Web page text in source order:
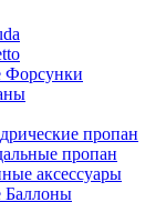
Форсунки
пропан
пропан
аксессуары
Баллоны